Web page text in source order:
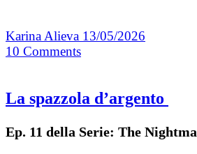
Karina Alieva 13/05/2026
10 Comments
La spazzola d’argento
Ep. 11 della Serie: The